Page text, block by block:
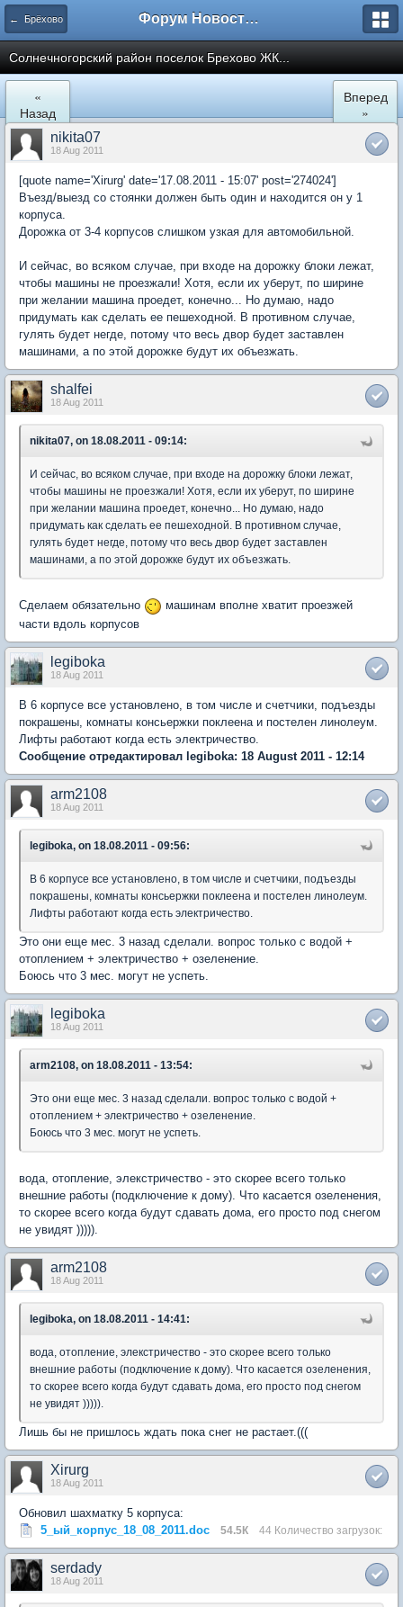
← Брёхово Форум Новостройки
Cолнечногорский район поселок Брехово ЖК...
«
Назад
Вперед
»
nikita07
18 Aug 2011
[quote name='Xirurg' date='17.08.2011 - 15:07' post='274024']
Въезд/выезд со стоянки должен быть один и находится он у 1
корпуса.
Дорожка от 3-4 корпусов слишком узкая для автомобильной.
И сейчас, во всяком случае, при входе на дорожку блоки лежат,
чтобы машины не проезжали! Хотя, если их уберут, по ширине
при желании машина проедет, конечно... Но думаю, надо
придумать как сделать ее пешеходной. В противном случае,
гулять будет негде, потому что весь двор будет заставлен
машинами, а по этой дорожке будут их объезжать.
shalfei
18 Aug 2011
nikita07, on 18.08.2011 - 09:14:
И сейчас, во всяком случае, при входе на дорожку блоки лежат,
чтобы машины не проезжали! Хотя, если их уберут, по ширине
при желании машина проедет, конечно... Но думаю, надо
придумать как сделать ее пешеходной. В противном случае,
гулять будет негде, потому что весь двор будет заставлен
машинами, а по этой дорожке будут их объезжать.
Сделаем обязательно
машинам вполне хватит проезжей
части вдоль корпусов
legiboka
18 Aug 2011
В 6 корпусе все установлено, в том числе и счетчики, подъезды
покрашены, комнаты консьержки поклеена и постелен линолеум.
Лифты работают когда есть электричество.
Сообщение отредактировал legiboka: 18 August 2011 - 12:14
arm2108
18 Aug 2011
legiboka, on 18.08.2011 - 09:56:
В 6 корпусе все установлено, в том числе и счетчики, подъезды
покрашены, комнаты консьержки поклеена и постелен линолеум.
Лифты работают когда есть электричество.
Это они еще мес. 3 назад сделали. вопрос только с водой +
отоплением + электричество + озеленение.
Боюсь что 3 мес. могут не успеть.
legiboka
18 Aug 2011
arm2108, on 18.08.2011 - 13:54:
Это они еще мес. 3 назад сделали. вопрос только с водой +
отоплением + электричество + озеленение.
Боюсь что 3 мес. могут не успеть.
вода, отопление, элекстричество - это скорее всего только
внешние работы (подключение к дому). Что касается озеленения,
то скорее всего когда будут сдавать дома, его просто под снегом
не увидят ))))).
arm2108
18 Aug 2011
legiboka, on 18.08.2011 - 14:41:
вода, отопление, элекстричество - это скорее всего только
внешние работы (подключение к дому). Что касается озеленения,
то скорее всего когда будут сдавать дома, его просто под снегом
не увидят ))))).
Лишь бы не пришлось ждать пока снег не растает.(((
Xirurg
18 Aug 2011
Обновил шахматку 5 корпуса:
5_ый_корпус_18_08_2011.doc
54.5К 44 Количество загрузок:
serdady
18 Aug 2011